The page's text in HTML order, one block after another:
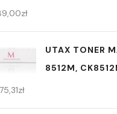
zł
UTAX TONER
8512M,
zł